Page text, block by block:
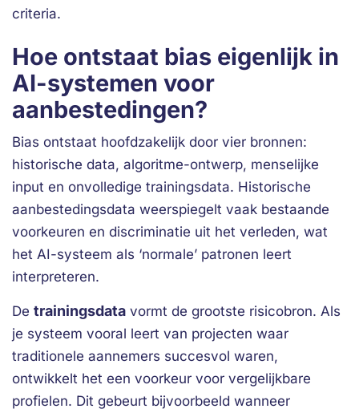
criteria.
Hoe ontstaat bias eigenlijk in
AI-systemen voor
aanbestedingen?
Bias ontstaat hoofdzakelijk door vier bronnen:
historische data, algoritme-ontwerp, menselijke
input en onvolledige trainingsdata. Historische
aanbestedingsdata weerspiegelt vaak bestaande
voorkeuren en discriminatie uit het verleden, wat
het AI-systeem als ‘normale’ patronen leert
interpreteren.
De trainingsdata vormt de grootste risicobron. Als
je systeem vooral leert van projecten waar
traditionele aannemers succesvol waren,
ontwikkelt het een voorkeur voor vergelijkbare
profielen. Dit gebeurt bijvoorbeeld wanneer